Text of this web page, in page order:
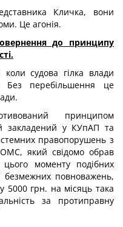
Кличка, вони
Це агонія.
до принципу
коли судова гілка влади
Без перебільшення це
принципом
закладений у КУпАП та
правопорушень з
ОМС, який свідомо обрав
моменту подібних
безмежних повноважень,
5000 грн. на місяць така
за протиправну